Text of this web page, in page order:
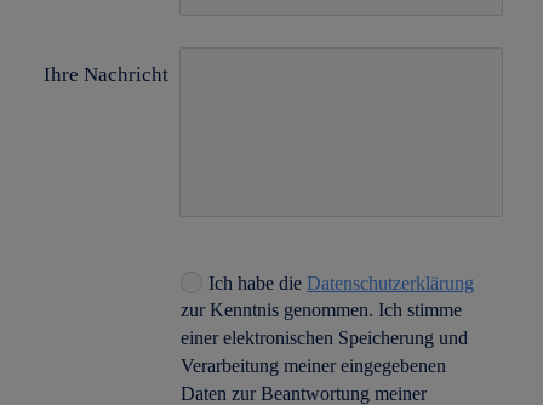
Ihre Nachricht
Ich habe die Datenschutzerklärung
zur Kenntnis genommen. Ich stimme
einer elektronischen Speicherung und
Verarbeitung meiner eingegebenen
Daten zur Beantwortung meiner